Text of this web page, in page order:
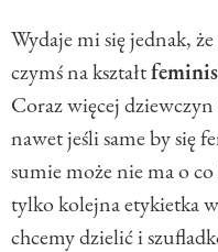
Wydaje mi się jednak,
czymś na kształt
Coraz więcej
nawet jeśli same by się
sumie może nie ma o
tylko kolejna etykietka
chcemy dzielić i